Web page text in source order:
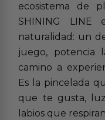
ecosistema de
SHINING LINE
naturalidad: un
juego, potencia
camino a
Es la pincelada
que te gusta,
labios que